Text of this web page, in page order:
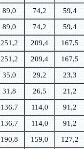
89,0 74,2
59,4
89,0 74,2
59,4
251,2 209,4
167,5
251,2 209,4
167,5
35,0 29,2
23,3
31,8 26,5
21,2
136,7 114,0
91,2
136,7 114,0
91,2
190,8 159,0
127,2